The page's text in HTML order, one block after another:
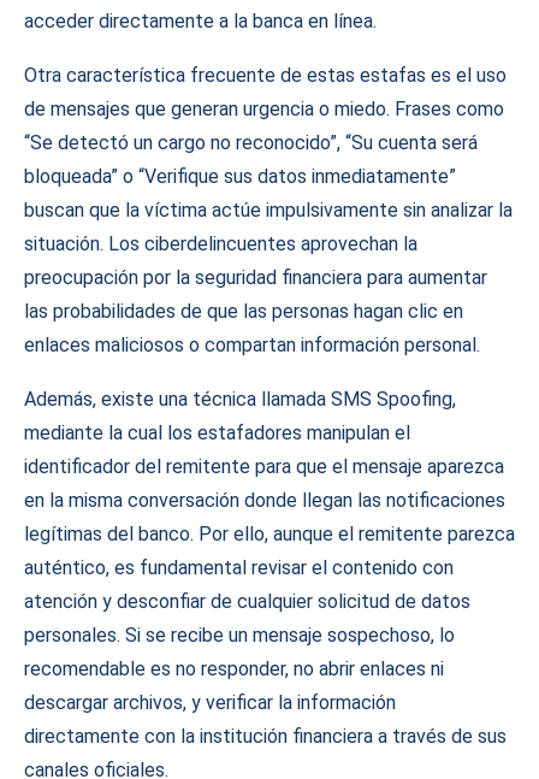
acceder directamente a la banca en línea.
Otra característica frecuente de estas estafas es el uso
de mensajes que generan urgencia o miedo. Frases como
“Se detectó un cargo no reconocido”, “Su cuenta será
bloqueada” o “Verifique sus datos inmediatamente”
buscan que la víctima actúe impulsivamente sin analizar la
situación. Los ciberdelincuentes aprovechan la
preocupación por la seguridad financiera para aumentar
las probabilidades de que las personas hagan clic en
enlaces maliciosos o compartan información personal.
Además, existe una técnica llamada SMS Spoofing,
mediante la cual los estafadores manipulan el
identificador del remitente para que el mensaje aparezca
en la misma conversación donde llegan las notificaciones
legítimas del banco. Por ello, aunque el remitente parezca
auténtico, es fundamental revisar el contenido con
atención y desconfiar de cualquier solicitud de datos
personales. Si se recibe un mensaje sospechoso, lo
recomendable es no responder, no abrir enlaces ni
descargar archivos, y verificar la información
directamente con la institución financiera a través de sus
canales oficiales.